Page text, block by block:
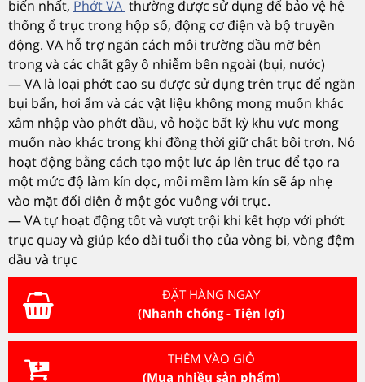
biến nhất, Phớt VA thường được sử dụng để bảo vệ hệ
thống ổ trục trong hộp số, động cơ điện và bộ truyền
động. VA hỗ trợ ngăn cách môi trường dầu mỡ bên
trong và các chất gây ô nhiễm bên ngoài (bụi, nước)
— VA là loại phớt cao su được sử dụng trên trục để ngăn
bụi bẩn, hơi ẩm và các vật liệu không mong muốn khác
xâm nhập vào phớt dầu, vỏ hoặc bất kỳ khu vực mong
muốn nào khác trong khi đồng thời giữ chất bôi trơn. Nó
hoạt động bằng cách tạo một lực áp lên trục để tạo ra
một mức độ làm kín dọc, môi mềm làm kín sẽ áp nhẹ
vào mặt đối diện ở một góc vuông với trục.
— VA tự hoạt động tốt và vượt trội khi kết hợp với phớt
trục quay và giúp kéo dài tuổi thọ của vòng bi, vòng đệm
dầu và trục
ĐẶT HÀNG NGAY
(Nhanh chóng - Tiện lợi)
THÊM VÀO GIỎ
(Mua nhiều sản phẩm)